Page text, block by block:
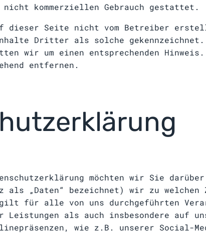
kommerziellen Gebrauch gestattet.
dieser Seite nicht vom Betreiber
Dritter als solche
wir um einen entsprechenden
entfernen.
möchten wir Sie
als „Daten“ bezeichnet) wir zu welchen
für alle von uns durchgeführten
Leistungen als auch insbesondere auf
wie z.B. unserer Social-